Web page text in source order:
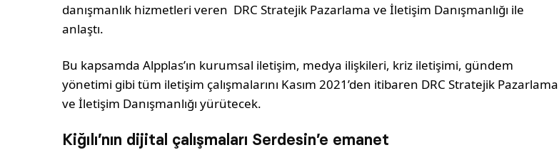
danışmanlık hizmetleri veren DRC Stratejik Pazarlama ve İletişim Danışmanlığı ile
anlaştı.
Bu kapsamda Alpplas’ın kurumsal iletişim, medya ilişkileri, kriz iletişimi, gündem
yönetimi gibi tüm iletişim çalışmalarını Kasım 2021’den itibaren DRC Stratejik Pazarlama
ve İletişim Danışmanlığı yürütecek.
Kiğılı’nın dijital çalışmaları Serdesin’e emanet